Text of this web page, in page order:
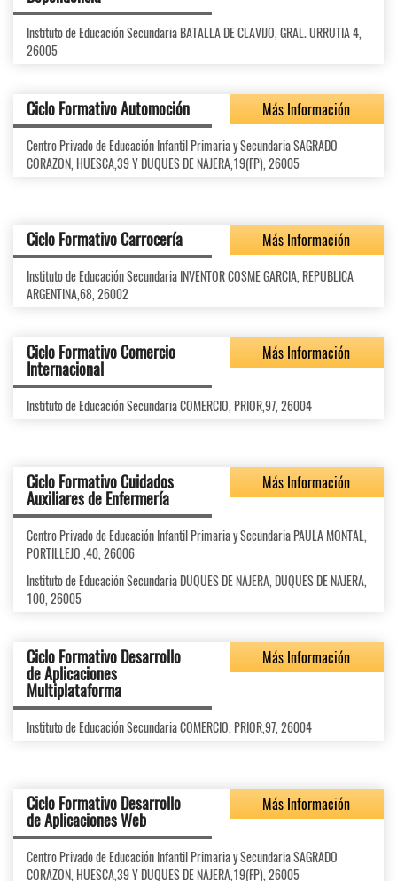
Instituto de Educación Secundaria BATALLA DE CLAVIJO, GRAL. URRUTIA 4,
26005
Ciclo Formativo Automoción Más Información
Centro Privado de Educación Infantil Primaria y Secundaria SAGRADO
CORAZON, HUESCA,39 Y DUQUES DE NAJERA,19(FP), 26005
Ciclo Formativo Carrocería Más Información
Instituto de Educación Secundaria INVENTOR COSME GARCIA, REPUBLICA
ARGENTINA,68, 26002
Ciclo Formativo Comercio
Internacional
Más Información
Instituto de Educación Secundaria COMERCIO, PRIOR,97, 26004
Ciclo Formativo Cuidados
Auxiliares de Enfermería
Más Información
Centro Privado de Educación Infantil Primaria y Secundaria PAULA MONTAL,
PORTILLEJO ,40, 26006
Instituto de Educación Secundaria DUQUES DE NAJERA, DUQUES DE NAJERA,
100, 26005
Ciclo Formativo Desarrollo
de Aplicaciones
Multiplataforma
Más Información
Instituto de Educación Secundaria COMERCIO, PRIOR,97, 26004
Ciclo Formativo Desarrollo
de Aplicaciones Web
Más Información
Centro Privado de Educación Infantil Primaria y Secundaria SAGRADO
CORAZON, HUESCA,39 Y DUQUES DE NAJERA,19(FP), 26005